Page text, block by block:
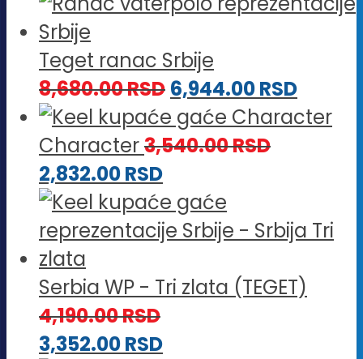
Teget ranac Srbije
8,680.00RSD 6,944.00RSD
Character3,540.00RSD
2,832.00RSD
Serbia WP - Tri zlata (TEGET)
4,190.00RSD
3,352.00RSD